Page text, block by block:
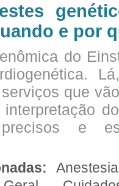
e por
do
que
e